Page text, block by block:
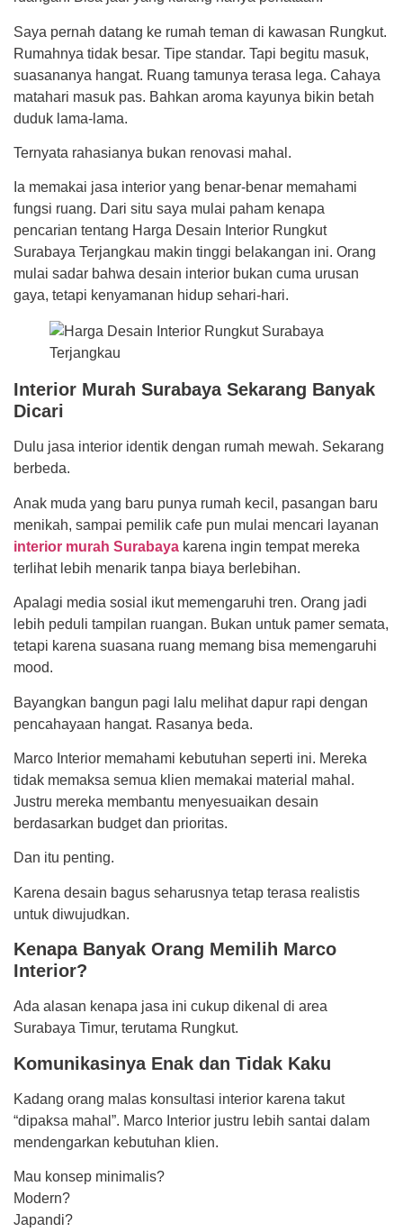
Saya pernah datang ke rumah teman di kawasan Rungkut.
Rumahnya tidak besar. Tipe standar. Tapi begitu masuk,
suasananya hangat. Ruang tamunya terasa lega. Cahaya
matahari masuk pas. Bahkan aroma kayunya bikin betah
duduk lama-lama.
Ternyata rahasianya bukan renovasi mahal.
Ia memakai jasa interior yang benar-benar memahami
fungsi ruang. Dari situ saya mulai paham kenapa
pencarian tentang Harga Desain Interior Rungkut
Surabaya Terjangkau makin tinggi belakangan ini. Orang
mulai sadar bahwa desain interior bukan cuma urusan
gaya, tetapi kenyamanan hidup sehari-hari.
Interior Murah Surabaya Sekarang Banyak
Dicari
Dulu jasa interior identik dengan rumah mewah. Sekarang
berbeda.
Anak muda yang baru punya rumah kecil, pasangan baru
menikah, sampai pemilik cafe pun mulai mencari layanan
interior murah Surabaya karena ingin tempat mereka
terlihat lebih menarik tanpa biaya berlebihan.
Apalagi media sosial ikut memengaruhi tren. Orang jadi
lebih peduli tampilan ruangan. Bukan untuk pamer semata,
tetapi karena suasana ruang memang bisa memengaruhi
mood.
Bayangkan bangun pagi lalu melihat dapur rapi dengan
pencahayaan hangat. Rasanya beda.
Marco Interior memahami kebutuhan seperti ini. Mereka
tidak memaksa semua klien memakai material mahal.
Justru mereka membantu menyesuaikan desain
berdasarkan budget dan prioritas.
Dan itu penting.
Karena desain bagus seharusnya tetap terasa realistis
untuk diwujudkan.
Kenapa Banyak Orang Memilih Marco
Interior?
Ada alasan kenapa jasa ini cukup dikenal di area
Surabaya Timur, terutama Rungkut.
Komunikasinya Enak dan Tidak Kaku
Kadang orang malas konsultasi interior karena takut
“dipaksa mahal”. Marco Interior justru lebih santai dalam
mendengarkan kebutuhan klien.
Mau konsep minimalis?
Modern?
Japandi?